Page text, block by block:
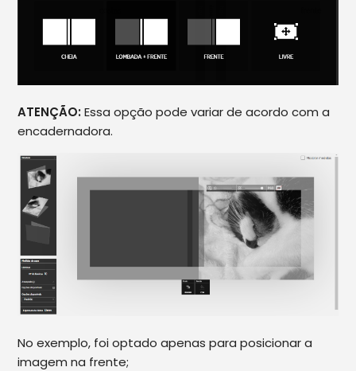
ATENÇÃO: Essa opção pode variar de acordo com a
encadernadora.
No exemplo, foi optado apenas para posicionar a
imagem na frente;